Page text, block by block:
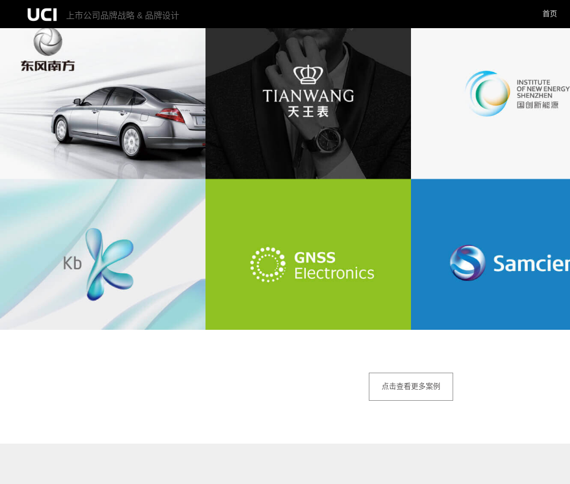
上市公司品牌战略 & 品牌设计 首页
点击查看更多案例